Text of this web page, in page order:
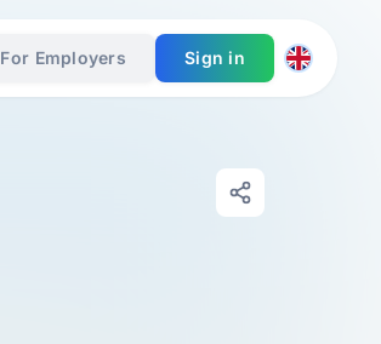
For Employers Sign in